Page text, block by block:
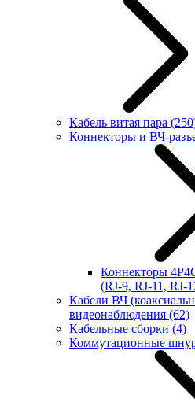
Кабель витая пара
Коннекторы и ВЧ-
Коннекторы
(RJ-9, RJ-11, RJ-
Кабели ВЧ
видеонаблюдения (62)
Кабельные сборки (4)
Коммутационные